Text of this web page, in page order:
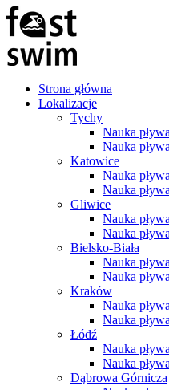
Strona główna
Lokalizacje
Tychy
Nauka
Nauka
Katowice
Nauka
Nauka
Gliwice
Nauka
Nauka
Bielsko-Biała
Nauka
Nauka
Kraków
Nauka
Nauka
Łódź
Nauka
Nauka
Dąbrowa Górnicza